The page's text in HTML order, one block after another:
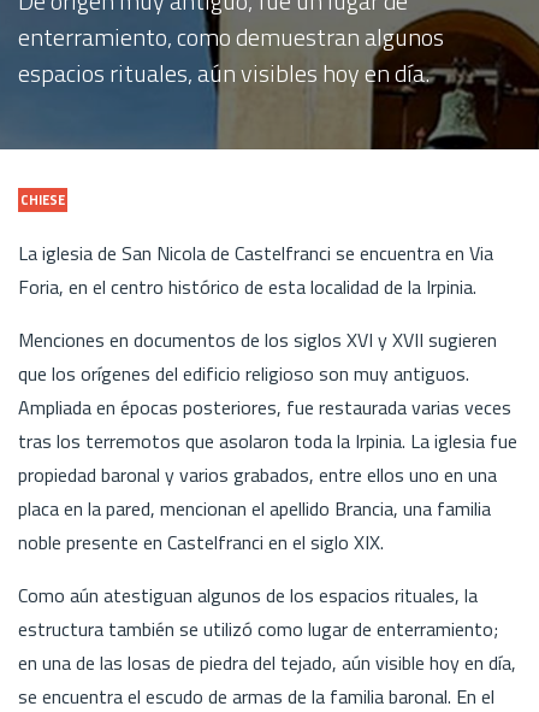
enterramiento, como demuestran algunos
espacios rituales, aún visibles hoy en día.
CHIESE
La iglesia de San Nicola de Castelfranci se encuentra en Via
Foria, en el centro histórico de esta localidad de la Irpinia.
Menciones en documentos de los siglos XVI y XVII sugieren
que los orígenes del edificio religioso son muy antiguos.
Ampliada en épocas posteriores, fue restaurada varias veces
tras los terremotos que asolaron toda la Irpinia. La iglesia fue
propiedad baronal y varios grabados, entre ellos uno en una
placa en la pared, mencionan el apellido Brancia, una familia
noble presente en Castelfranci en el siglo XIX.
Como aún atestiguan algunos de los espacios rituales, la
estructura también se utilizó como lugar de enterramiento;
en una de las losas de piedra del tejado, aún visible hoy en día,
se encuentra el escudo de armas de la familia baronal. En el